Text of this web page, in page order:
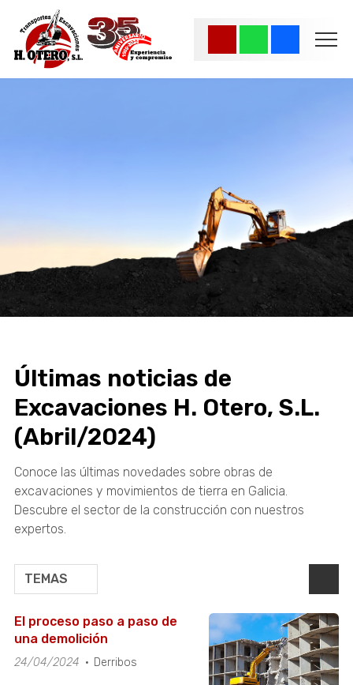
Últimas noticias de
Excavaciones H. Otero, S.L.
(Abril/2024)
Conoce las últimas novedades sobre obras de
excavaciones y movimientos de tierra en Galicia.
Descubre el sector de la construcción con nuestros
expertos.
TEMAS
El proceso paso a paso de
una demolición
24/04/2024 Derribos